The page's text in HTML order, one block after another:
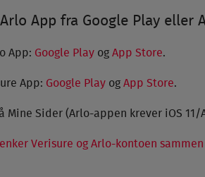
App fra Google Play eller
App: Google Play ogApp Store.
App: Google Playog App Store.
Mine Sider (Arlo-appen krever iOS
Verisure og Arlo-kontoen sammen